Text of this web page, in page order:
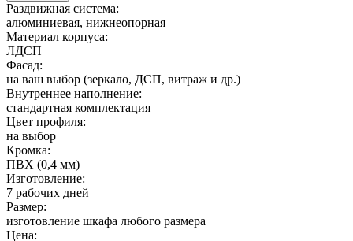
Раздвижная система:
алюминиевая, нижнеопорная
Материал корпуса:
ЛДСП
Фасад:
на ваш выбор (зеркало, ДСП, витраж и др.)
Внутреннее наполнение:
стандартная комплектация
Цвет профиля:
на выбор
Кромка:
ПВХ (0,4 мм)
Изготовление:
7 рабочих дней
Размер:
изготовление шкафа любого размера
Цена: